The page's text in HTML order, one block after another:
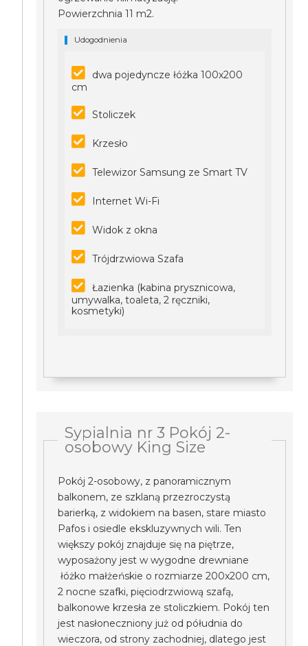
Powierzchnia 11 m2.
Udogodnienia
dwa pojedyncze łóżka 100x200
cm
Stoliczek
Krzesło
Telewizor Samsung ze Smart TV
Internet Wi-Fi
Widok z okna
Trójdrzwiowa Szafa
Łazienka (kabina prysznicowa,
umywalka, toaleta, 2 ręczniki,
kosmetyki)
Sypialnia nr 3 Pokój 2-
osobowy King Size
Pokój 2-osobowy, z panoramicznym
balkonem, ze szklaną przezroczystą
barierką, z widokiem na basen, stare miasto
Pafos i osiedle ekskluzywnych wili. Ten
większy pokój znajduje się na piętrze,
wyposażony jest w wygodne drewniane
łóżko małżeńskie o rozmiarze 200x200 cm,
2 nocne szafki, pięciodrzwiową szafą,
balkonowe krzesła ze stoliczkiem. Pokój ten
jest nasłoneczniony już od półudnia do
wieczora, od strony zachodniej, dlatego jest